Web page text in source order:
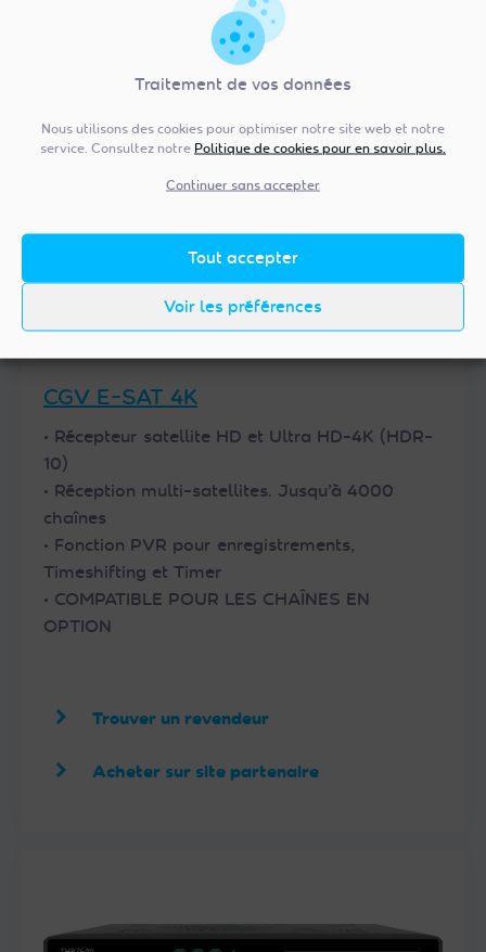
Traitement de vos données
Nous utilisons des cookies pour optimiser notre site web et notre
service. Consultez notre Politique de cookies pour en savoir plus.
Continuer sans accepter
Tout accepter
Voir les préférences
Trouver un revendeur
Acheter sur site partenaire
CGV E-SAT 4K
• Récepteur satellite HD et Ultra HD-4K (HDR-
10)
• Réception multi-satellites. Jusqu’à 4000
chaînes
• Fonction PVR pour enregistrements,
Timeshifting et Timer
• COMPATIBLE POUR LES CHAÎNES EN
OPTION
Trouver un revendeur
Acheter sur site partenaire